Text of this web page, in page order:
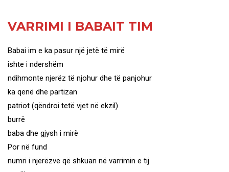
VARRIMI I BABAIT TIM
Babai im e ka pasur një jetë të mirë
ishte i ndershëm
ndihmonte njerëz të njohur dhe të panjohur
ka qenë dhe partizan
patriot (qëndroi tetë vjet në ekzil)
burrë
baba dhe gjysh i mirë
Por në fund
numri i njerëzve që shkuan në varrimin e tij